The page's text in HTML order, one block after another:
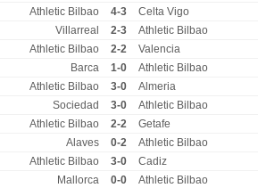
Athletic Bilbao 4-3
Celta Vigo
Villarreal 2-3
Athletic Bilbao
Athletic Bilbao 2-2
Valencia
Barca 1-0
Athletic Bilbao
Athletic Bilbao 3-0
Almeria
Sociedad 3-0
Athletic Bilbao
Athletic Bilbao 2-2
Getafe
Alaves 0-2
Athletic Bilbao
Athletic Bilbao 3-0
Cadiz
Mallorca 0-0
Athletic Bilbao